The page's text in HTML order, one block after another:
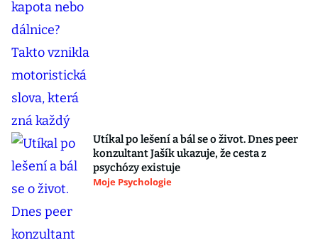
Utíkal po lešení a bál se o život. Dnes peer
konzultant Jašík ukazuje, že cesta z
psychózy existuje
Moje Psychologie